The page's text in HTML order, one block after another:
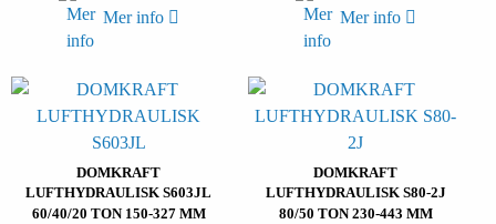
Mer info Mer info
DOMKRAFT
LUFTHYDRAULISK S603JL
60/40/20 TON 150-327 MM
DOMKRAFT
LUFTHYDRAULISK S80-2J
80/50 TON 230-443 MM